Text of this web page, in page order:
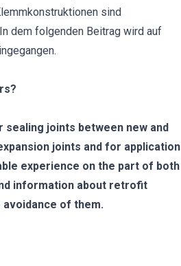
sind
dem folgenden Beitrag wird auf
joints between new and
joints and for application
experience on the part of both
information about retrofit
of them.